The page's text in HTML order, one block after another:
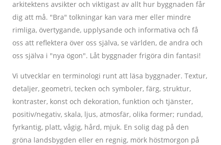
arkitektens avsikter och viktigast av allt hur byggnaden får
dig att må. "Bra" tolkningar kan vara mer eller mindre
rimliga, övertygande, upplysande och informativa och få
oss att reflektera över oss själva, se världen, de andra och
oss själva i "nya ögon". Låt byggnader frigöra din fantasi!
Vi utvecklar en terminologi runt att läsa byggnader. Textur,
detaljer, geometri, tecken och symboler, färg, struktur,
kontraster, konst och dekoration, funktion och tjänster,
positiv/negativ, skala, ljus, atmosfär, olika former; rundad,
fyrkantig, platt, vågig, hård, mjuk. En solig dag på den
gröna landsbygden eller en regnig, mörk höstmorgon på